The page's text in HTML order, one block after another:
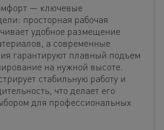
— ключевые
просторная рабочая
удобное размещение
а современные
гарантируют плавный подъем
на нужной высоте.
стабильную работу и
что делает его
для профессиональных